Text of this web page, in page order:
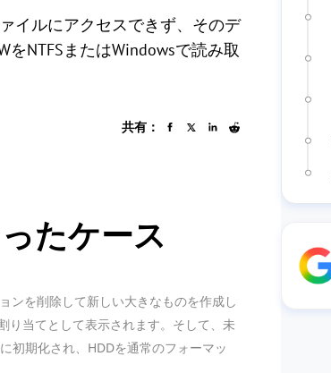
イルにアクセスできず、そのデ
NTFSまたはWindowsで読み取
共有：
たケース
ンを削除して新しい大きなものを作成し
り当てとして表示されます。そして、未
初期化され、HDDを通常のフォーマッ